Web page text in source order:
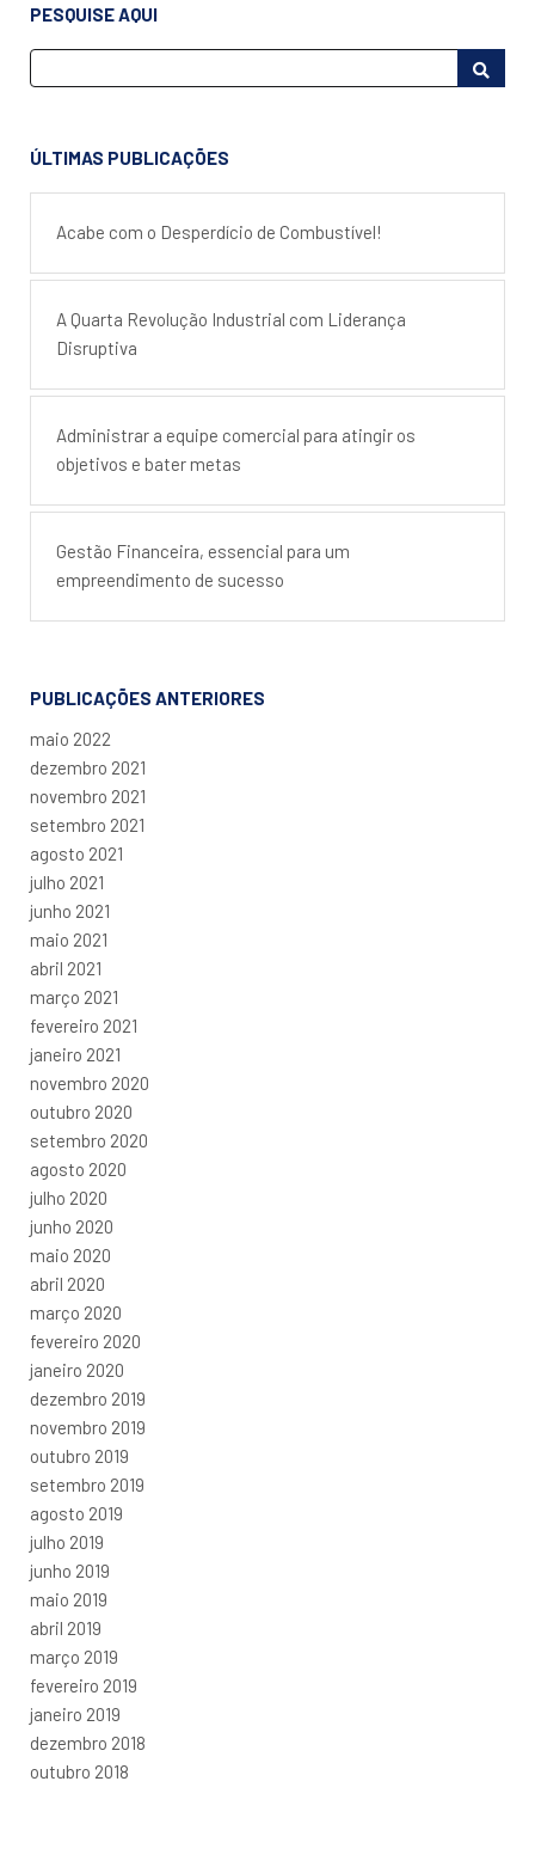
PESQUISE AQUI
ÚLTIMAS PUBLICAÇÕES
Acabe com o Desperdício de Combustível!
A Quarta Revolução Industrial com Liderança
Disruptiva
Administrar a equipe comercial para atingir os
objetivos e bater metas
Gestão Financeira, essencial para um
empreendimento de sucesso
PUBLICAÇÕES ANTERIORES
maio 2022
dezembro 2021
novembro 2021
setembro 2021
agosto 2021
julho 2021
junho 2021
maio 2021
abril 2021
março 2021
fevereiro 2021
janeiro 2021
novembro 2020
outubro 2020
setembro 2020
agosto 2020
julho 2020
junho 2020
maio 2020
abril 2020
março 2020
fevereiro 2020
janeiro 2020
dezembro 2019
novembro 2019
outubro 2019
setembro 2019
agosto 2019
julho 2019
junho 2019
maio 2019
abril 2019
março 2019
fevereiro 2019
janeiro 2019
dezembro 2018
outubro 2018